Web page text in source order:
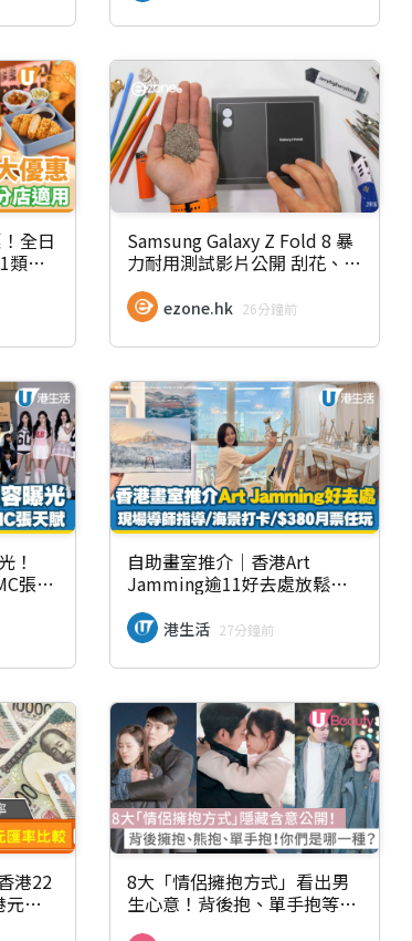
全日
類人
Samsung Galaxy Z Fold 8 暴
力耐用測試影片公開 刮花、反
向彎曲等4大地獄級考驗結果
令人震驚ezone.hk 26分鐘前
！
張天
自助畫室推介｜香港Art
Jamming逾11好去處放鬆打
港生活 27分鐘前
港22
匯
8大「情侶擁抱方式」看出男
生心意！背後抱、單手抱等姿